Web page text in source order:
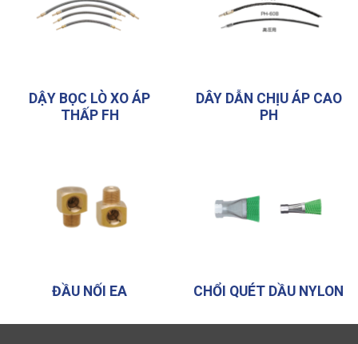
DẬY BỌC LÒ XO ÁP
THẤP FH
DÂY DẪN CHỊU ÁP CAO
PH
ĐẦU NỐI EA CHỔI QUÉT DẦU NYLON